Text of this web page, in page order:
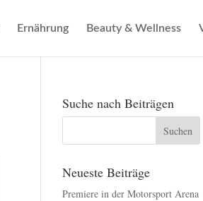
Ernährung Beauty & Wellness
Suche nach Beiträgen
Neueste Beiträge
Premiere in der Motorsport Arena